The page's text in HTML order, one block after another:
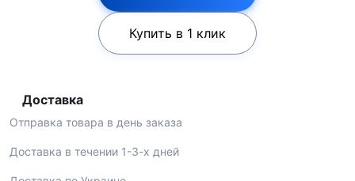
Купить в 1 клик
Доставка
Отправка товара в день заказа
Доставка в течении 1-3-х дней